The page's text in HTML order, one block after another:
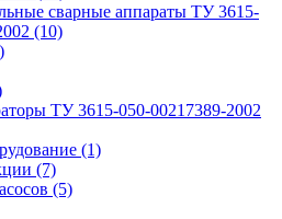
сварные аппараты ТУ 3615-
(10)
ТУ 3615-050-00217389-2002
(1)
(7)
(5)